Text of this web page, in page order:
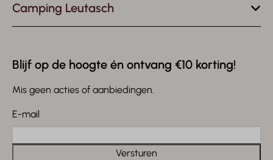
Camping Leutasch
Blijf op de hoogte én ontvang €10 korting!
Mis geen acties of aanbiedingen.
E-mail
Versturen